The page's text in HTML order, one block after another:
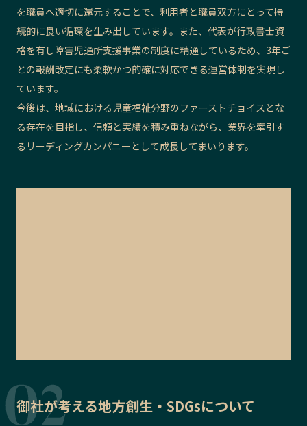
を職員へ適切に還元することで、利用者と職員双方にとって持
続的に良い循環を生み出しています。また、代表が行政書士資
格を有し障害児通所支援事業の制度に精通しているため、3年ご
との報酬改定にも柔軟かつ的確に対応できる運営体制を実現し
ています。
今後は、地域における児童福祉分野のファーストチョイスとな
る存在を目指し、信頼と実績を積み重ねながら、業界を牽引す
るリーディングカンパニーとして成長してまいります。
御社が考える地方創生・SDGsについて